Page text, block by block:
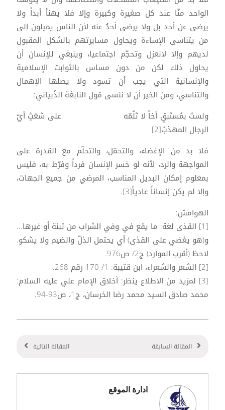
الواحد منّا عند كل صغيرة وكبيرة وإلا فلا يهنأ أبداً ولا
يرضى عن أحد بل ولا يرضى أحدٌ عنه لأن الناس يميلون إلى
من يتناسى الإساءة ويحاول مسايرتهم بالشكل المقبول
لديهم وإلا لانعزل وتحجّم اجتماعيا، وينبغي للإنسان أن
يحاول ذلك لكن من دون مساس بالثوابت الإسلامية
والإنسانية التي يجب أن تسود ولا يصلها الإهمال
والتناسي، ومن الخير أن لا ننسى قول النابغة الذُبياني:
ولستَ بمُستَبقٍ أخاً لا تَلُمّه على شعَثٍ أيّ
الرجال المهذبُ[2]
فلا بد من الإغضاء، والتحمّل، والتحلّم مع القدرة على
المواجهة والرد، لأنه لو خسر الإنسان فرداً وفرّط به، فليس
بمعلوم إمكان البديل المناسب، المرضي من جميع الجهات،
وإلا لم يكن إنساناً عادياً[3].
الهوامش:
[1] القذى لغة: ما يقع في وفي الشراب من تبنة أو غيرها...
و(هو يغضي على القذى) أي يحتمل الذلّ والضيم ولا يشكو.
لاحظ (أقرب الموارد) ج2/ ص976.
[2] الشعر والشعراء، ابن قتيبة: 1/ 170 رقم 268.
[3] لمزيد من الاطلاع ينظر: أخلاق الإمام علي عليه السلام:
محمد صادق السيد محمد رضا الخرسان، ج1، ص93-94.
المقالة السابقة المقالة التالية
ادارة الموقع